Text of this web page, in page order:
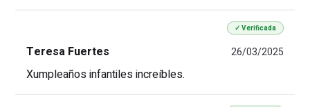
✓ Verificada
Teresa Fuertes 26/03/2025
Xumpleaños infantiles increíbles.